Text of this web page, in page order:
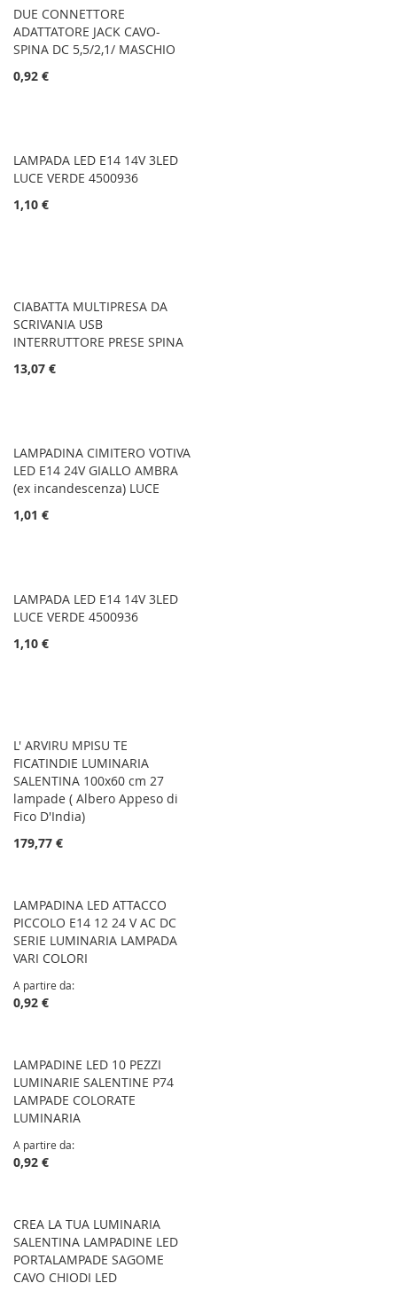
DUE CONNETTORE
ADATTATORE JACK CAVO-
SPINA DC 5,5/2,1/ MASCHIO
0,92 €
LAMPADA LED E14 14V 3LED
LUCE VERDE 4500936
1,10 €
CIABATTA MULTIPRESA DA
SCRIVANIA USB
INTERRUTTORE PRESE SPINA
13,07 €
LAMPADINA CIMITERO VOTIVA
LED E14 24V GIALLO AMBRA
(ex incandescenza) LUCE
1,01 €
LAMPADA LED E14 14V 3LED
LUCE VERDE 4500936
1,10 €
L' ARVIRU MPISU TE
FICATINDIE LUMINARIA
SALENTINA 100x60 cm 27
lampade ( Albero Appeso di
Fico D'India)
179,77 €
LAMPADINA LED ATTACCO
PICCOLO E14 12 24 V AC DC
SERIE LUMINARIA LAMPADA
VARI COLORI
A partire da
0,92 €
LAMPADINE LED 10 PEZZI
LUMINARIE SALENTINE P74
LAMPADE COLORATE
LUMINARIA
A partire da
0,92 €
CREA LA TUA LUMINARIA
SALENTINA LAMPADINE LED
PORTALAMPADE SAGOME
CAVO CHIODI LED